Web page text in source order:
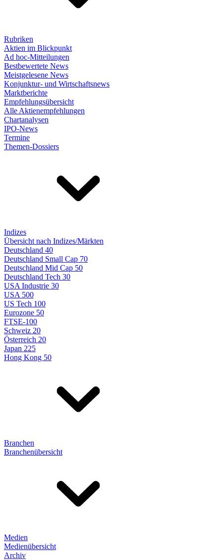
Rubriken
Aktien im Blickpunkt
Ad hoc-Mitteilungen
Bestbewertete News
Meistgelesene News
Konjunktur- und Wirtschaftsnews
Marktberichte
Empfehlungsübersicht
Alle Aktienempfehlungen
Chartanalysen
IPO-News
Termine
Themen-Dossiers
Indizes
Übersicht nach Indizes/Märkten
Deutschland 40
Deutschland Small Cap 70
Deutschland Mid Cap 50
Deutschland Tech 30
USA Industrie 30
USA 500
US Tech 100
Eurozone 50
FTSE-100
Schweiz 20
Österreich 20
Japan 225
Hong Kong 50
Branchen
Branchenübersicht
Medien
Medienübersicht
Archiv